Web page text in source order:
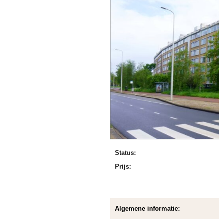
Status:
Prijs:
Algemene informatie: